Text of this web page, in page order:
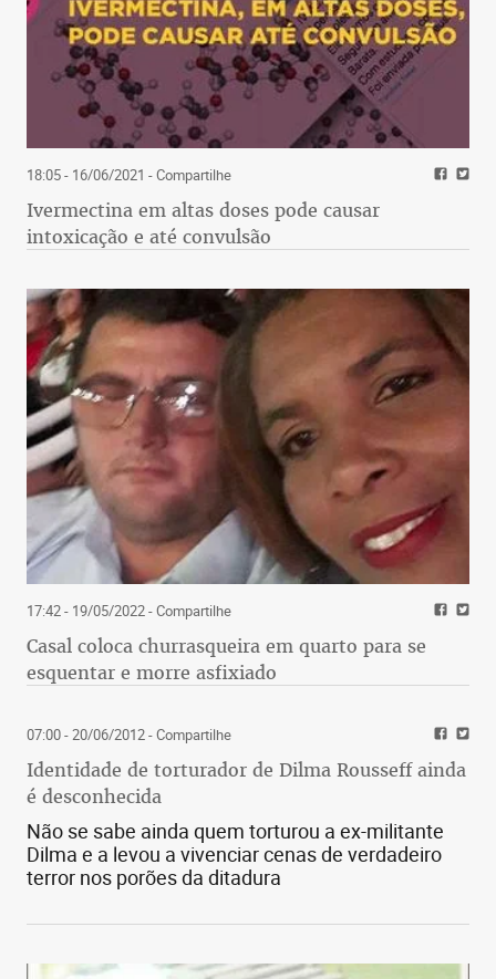
18:05 - 16/06/2021 - Compartilhe
Ivermectina em altas doses pode causar
intoxicação e até convulsão
17:42 - 19/05/2022- Compartilhe
Casal coloca churrasqueira em quarto para se
esquentar e morre asfixiado
07:00 - 20/06/2012- Compartilhe
Identidade de torturador de Dilma Rousseff ainda
é desconhecida
Não se sabe ainda quem torturou a ex-militante
Dilma e a levou a vivenciar cenas de verdadeiro
terror nos porões da ditadura